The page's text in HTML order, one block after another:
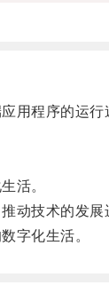
程序的运行
活。
动技术的发展
字化生活。